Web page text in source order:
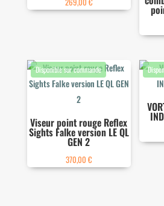
Viseur point rouge Reflex
Sights Falke version LE QL
GEN 2
370,00€